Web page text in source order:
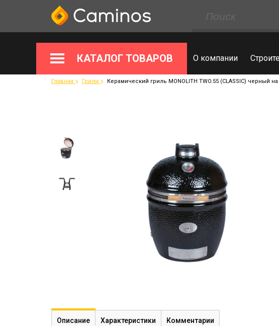
КАТАЛОГ ТОВАРОВ О компании
Главная Грили Керамический гриль MONOLITH TWO.55 (CLASSIC) черный
Описание Характеристики Комментарии